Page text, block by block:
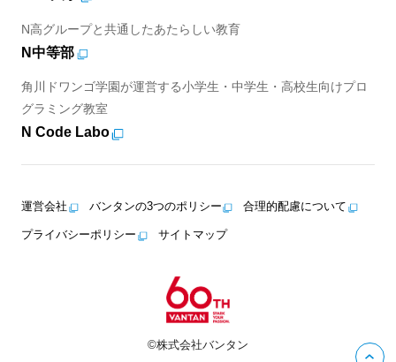
N高グループと共通したあたらしい教育
N中等部
角川ドワンゴ学園が運営する小学生・中学生・高校生向けプロ
グラミング教室
N Code Labo
運営会社 バンタンの3つのポリシー 合理的配慮について
プライバシーポリシー サイトマップ
©株式会社バンタン